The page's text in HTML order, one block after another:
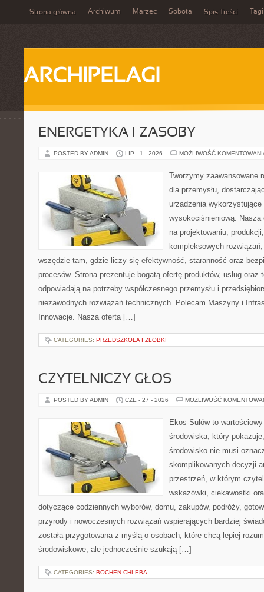
Strona główna Archiwum Marzec Sobota Spis Treści Tagi
ARCHIPELAGI
ENERGETYKA I ZASOBY
POSTED BY ADMIN LIP - 1 - 2026 MOŻLIWOŚĆ
Tworzymy zaawansowane
dla przemysłu,
urządzenia wykorzystujące
wysokociśnieniową. Nasza
na projektowaniu,
kompleksowych
wszędzie tam, gdzie liczy się efektywność, staranność oraz
procesów. Strona prezentuje bogatą ofertę produktów, usług oraz
odpowiadają na potrzeby współczesnego przemysłu i
niezawodnych rozwiązań technicznych. Polecam Maszyny i
Innowacje. Nasza oferta […]
CATEGORIES: PRZEDSZKOLA I ŻLOBKI
CZYTELNICZY GŁOS
POSTED BY ADMIN CZE - 27 - 2026 MOŻLIWOŚĆ
Ekos-Sułów to
środowiska, który
środowisko nie musi
skomplikowanych decyzji
przestrzeń, w którym
wskazówki, ciekawostki
dotyczące codziennych wyborów, domu, zakupów, podróży,
przyrody i nowoczesnych rozwiązań wspierających bardziej
została przygotowana z myślą o osobach, które chcą lepiej
środowiskowe, ale jednocześnie szukają […]
CATEGORIES: BOCHEN-CHLEBA